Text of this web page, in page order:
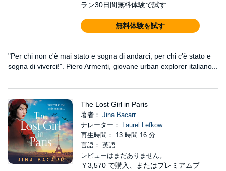
ラン30日間無料体験で試す
無料体験を試す
"Per chi non c'è mai stato e sogna di andarci, per chi c'è stato e
sogna di viverci!". Piero Armenti, giovane urban explorer italiano...
The Lost Girl in Paris
著者： Jina Bacarr
ナレーター：
Laurel Lefkow
再生時間： 13 時間 16 分
言語： 英語
レビューはまだありません。
￥3,570 で購入、またはプレミアムプ